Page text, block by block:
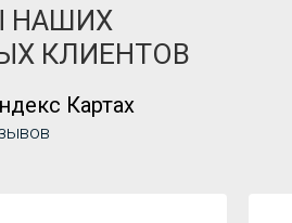
Картах
НАШИХ
КЛИЕНТОВ